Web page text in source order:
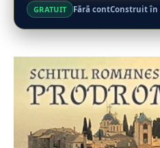
GRATUIT Fără contConstruit în